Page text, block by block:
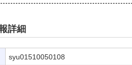
詳細
syu01510050108